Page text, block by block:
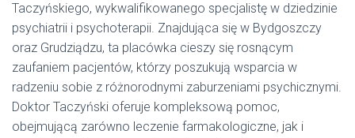
Taczyńskiego, wykwalifikowanego specjalistę w dziedzinie
psychiatrii i psychoterapii. Znajdująca się w Bydgoszczy
oraz Grudziądzu, ta placówka cieszy się rosnącym
zaufaniem pacjentów, którzy poszukują wsparcia w
radzeniu sobie z różnorodnymi zaburzeniami psychicznymi.
Doktor Taczyński oferuje kompleksową pomoc,
obejmującą zarówno leczenie farmakologiczne, jak i